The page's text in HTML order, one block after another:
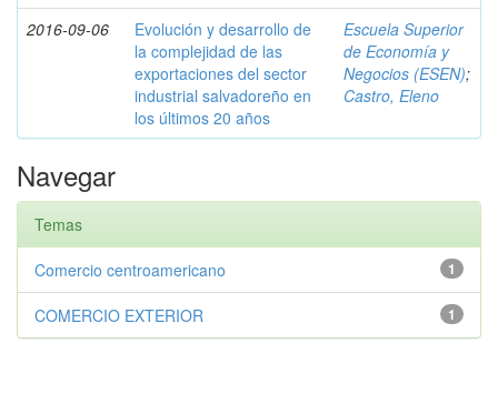
2016-09-06
Evolución y desarrollo de
la complejidad de las
exportaciones del sector
industrial salvadoreño en
los últimos 20 años
Escuela Superior
de Economía y
Negocios (ESEN);
Castro, Eleno
Navegar
Temas
1
Comercio centroamericano
1
COMERCIO EXTERIOR